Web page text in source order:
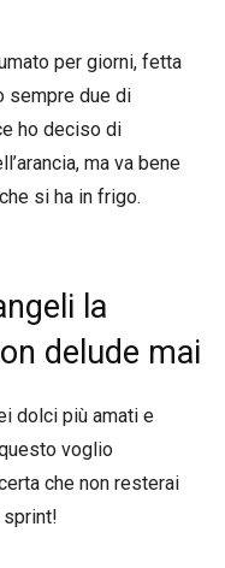
per giorni, fetta
sempre due di
ho deciso di
ma va bene
si ha in frigo.
la
delude mai
dolci più amati e
voglio
che non resterai
sprint!